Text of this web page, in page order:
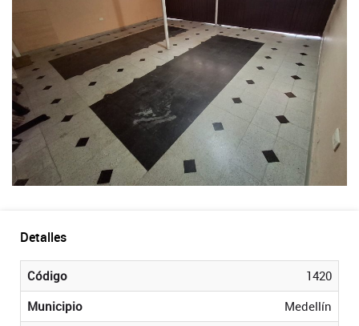
Detalles
Código
1420
Municipio
Medellín